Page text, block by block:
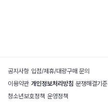
공지사항 입점/제휴/대량구매 문의
이용약관 개인정보처리방침 분쟁해결기준
청소년보호정책 운영정책